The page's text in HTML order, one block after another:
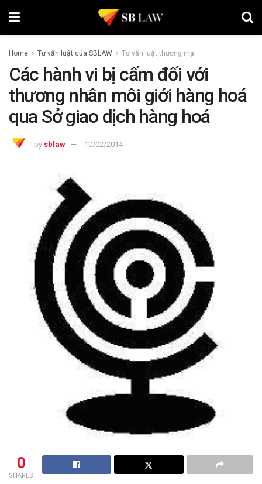
Home Tư vấn luật của SBLAW Tư vấn luật thương mại
Các hành vi bị cấm đối với
thương nhân môi giới hàng hoá
qua Sở giao dịch hàng hoá
by sblaw 10/02/2014
0
SHARES